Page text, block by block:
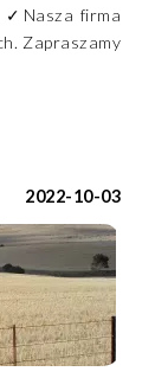
✓Nasza firma
Zapraszamy
2022-10-03